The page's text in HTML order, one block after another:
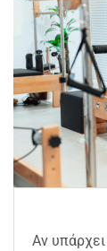
Αν